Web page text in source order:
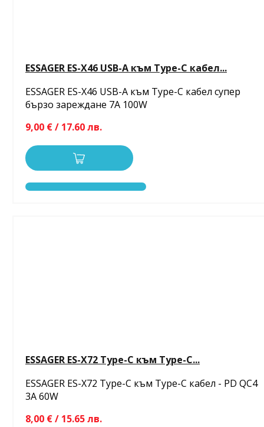
ESSAGER ES-X46 USB-A към Type-C кабел...
ESSAGER ES-X46 USB-A към Type-C кабел супер
бързо зареждане 7A 100W
9,00 € / 17.60 лв.
ESSAGER ES-X72 Type-C към Type-C...
ESSAGER ES-X72 Type-C към Type-C кабел - PD QC4
3A 60W
8,00 € / 15.65 лв.